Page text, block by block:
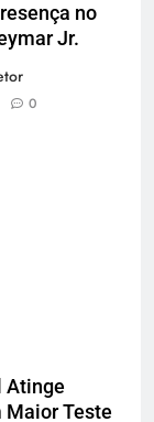
no
Jr.
0
Atinge
Maior Teste